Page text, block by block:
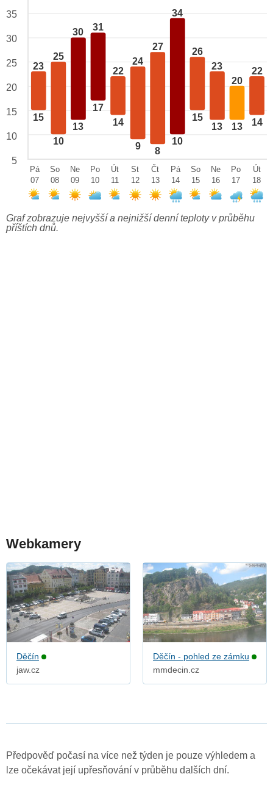
23
15
25
10
30
13
31
17
22
14
24
9
27
8
34
10
26
15
23
13
20
13
22
14
35
30
25
20
15
10
5
Pá
07
So
08
Ne
09
Po
10
Út
11
St
12
Čt
13
Pá
14
So
15
Ne
16
Po
17
Út
18
Graf zobrazuje nejvyšší a nejnižší denní teploty v průběhu
příštích dnů.
Webkamery
Děčín
jaw.cz
Děčín - pohled ze zámku
mmdecin.cz
Předpověď počasí na více než týden je pouze výhledem a
lze očekávat její upřesňování v průběhu dalších dní.